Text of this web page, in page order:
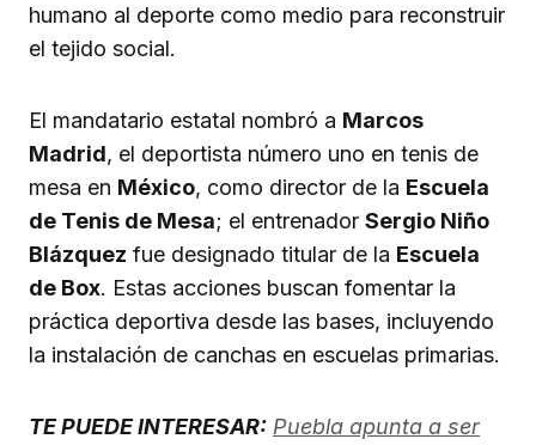
humano al deporte como medio para reconstruir
el tejido social.
El mandatario estatal nombró a Marcos
Madrid, el deportista número uno en tenis de
mesa en México, como director de la Escuela
de Tenis de Mesa; el entrenador Sergio Niño
Blázquez fue designado titular de la Escuela
de Box. Estas acciones buscan fomentar la
práctica deportiva desde las bases, incluyendo
la instalación de canchas en escuelas primarias.
TE PUEDE INTERESAR: Puebla apunta a ser